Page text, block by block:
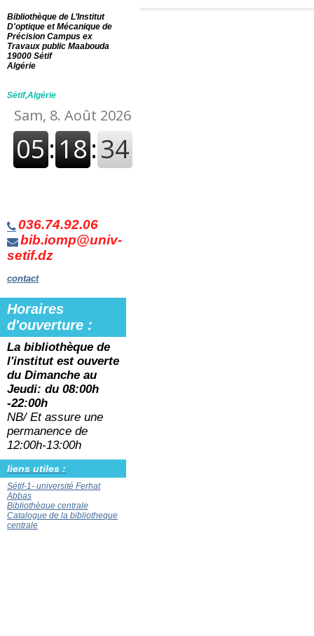
Bibliothèque de L’Institut
D'optique et Mécanique de
Précision Campus ex
Travaux public Maabouda
19000 Sétif
Algérie
Sétif,Algérie
036.74.92.06
bib.iomp@univ-
setif.dz
contact
Horaires
d'ouverture :
La bibliothèque de
l'institut est ouverte
du Dimanche au
Jeudi: du 08:00h
-22:00h
NB/ Et assure une
permanence de
12:00h-13:00h
liens utiles :
Sétif-1- université Ferhat
Abbas
Bibliothèque centrale
Catalogue de la bibliotheque
centrale